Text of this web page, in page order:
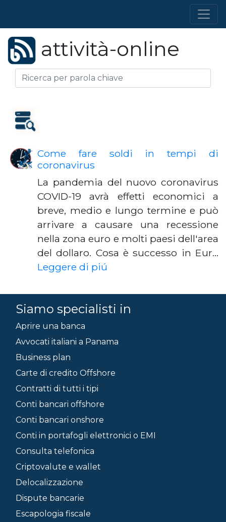
attività-online
Come fare soldi in tempi di
coronavirus
La pandemia del nuovo coronavirus
COVID-19 avrà effetti economici a
breve, medio e lungo termine e può
arrivare a causare una recessione
nella zona euro e molti paesi dell'area
del dollaro. Cosa è successo in Eur…
Leggere di piú
Siamo specialisti in
Aprire una banca
Avvocati italiani a Panama
Business plan
Carte di credito Offshore
Contratti di tutti i tipi
Conti bancari offshore
Conti bancari onshore
Conti in portafogli elettronici o EMI
Consulta telefonica
Criptovalute e wallet
Delocalizzazione
Dispute bancarie
Escapologia fiscale